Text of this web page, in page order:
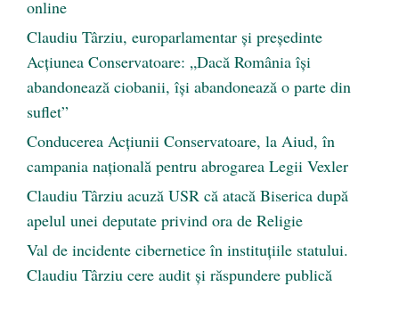
online
Claudiu Târziu, europarlamentar și președinte
Acțiunea Conservatoare: „Dacă România își
abandonează ciobanii, își abandonează o parte din
suflet”
Conducerea Acțiunii Conservatoare, la Aiud, în
campania națională pentru abrogarea Legii Vexler
Claudiu Târziu acuză USR că atacă Biserica după
apelul unei deputate privind ora de Religie
Val de incidente cibernetice în instituțiile statului.
Claudiu Târziu cere audit și răspundere publică